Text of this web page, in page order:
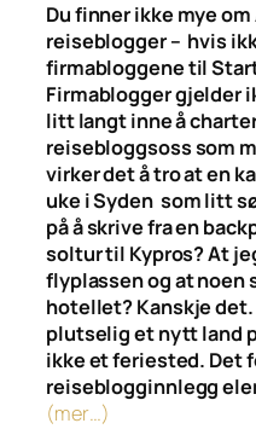
Du finner ikke mye
reiseblogger – hvis
firmabloggene til
Firmablogger gjelder
litt langt inne å
reisebloggsoss som
virker det å tro at en
uke i Syden som litt
på å skrive fra en
soltur til Kypros? At
flyplassen og at noen
hotellet? Kanskje det.
plutselig et nytt land
ikke et feriested. Det
reiseblogginnlegg
(mer…)